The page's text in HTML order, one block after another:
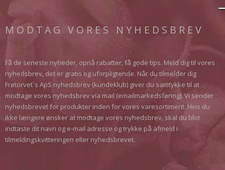
MODTAG VORES NYHEDSBREV
Få de seneste nyheder, opnå rabatter, få gode tips. Meld dig til vores
nyhedsbrev, det er gratis og uforpligtende. Når du tilmelder dig
Frøtorvet´s ApS nyhedsbrev (kundeklub) giver du samtykke til at
modtage vores nyhedsbrev via mail (emailmarkedsføring). Vi sender
nyhedsbrevet for produkter inden for vores varesortiment. Hvis du
ikke længere ønsker at modtage vores nyhedsbrev, skal du blot
indtaste dit navn og e-mail adresse og trykke på afmeld i
tilmeldingskvitteringen eller nyhedsbrevet.